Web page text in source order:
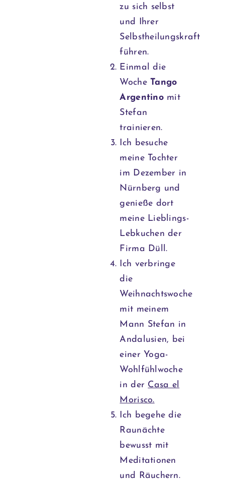
zu sich selbst
und Ihrer
Selbstheilungskraft
führen.
Einmal die
WocheTango
Argentinomit
Stefan
trainieren.
Ich besuche
meine Tochter
im Dezember in
Nürnberg und
genieße dort
meine Lieblings-
Lebkuchen der
Firma Düll.
Ich verbringe
die
Weihnachtswoche
mit meinem
Mann Stefan in
Andalusien, bei
einer Yoga-
Wohlfühlwoche
in der Casa el
Morisco.
Ich begehe die
Raunächte
bewusst mit
Meditationen
und Räuchern.